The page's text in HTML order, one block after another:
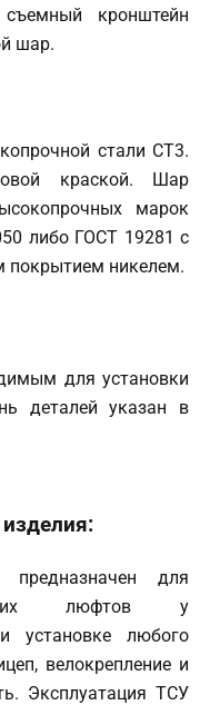
кронштейн
шар.
стали СТ3.
краской. Шар
марок
либо ГОСТ 19281 с
покрытием никелем.
для установки
деталей указан в
для
люфтов у
установке любого
велокрепление и
Эксплуатация ТСУ